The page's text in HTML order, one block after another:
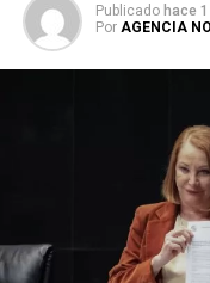
Publicado hace
Por AGENCIA